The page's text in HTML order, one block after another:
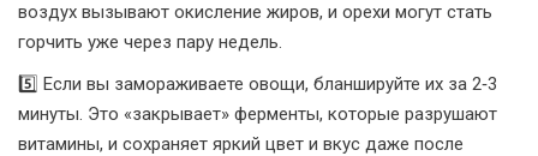
воздух вызывают окисление жиров, и орехи могут стать
горчить уже через пару недель.
5️⃣ Если вы замораживаете овощи, бланшируйте их за 2‑3
минуты. Это «закрывает» ферменты, которые разрушают
витамины, и сохраняет яркий цвет и вкус даже после